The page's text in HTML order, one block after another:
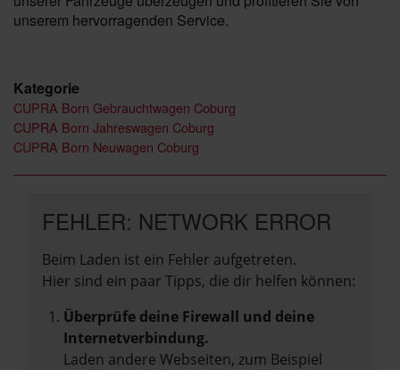
unserem hervorragenden Service.
Kategorie
CUPRA Born Gebrauchtwagen Coburg
CUPRA Born Jahreswagen Coburg
CUPRA Born Neuwagen Coburg
FEHLER: NETWORK ERROR
Beim Laden ist ein Fehler aufgetreten.
Hier sind ein paar Tipps, die dir helfen können:
Überprüfe deine Firewall und deine
Internetverbindung.
Laden andere Webseiten, zum Beispiel